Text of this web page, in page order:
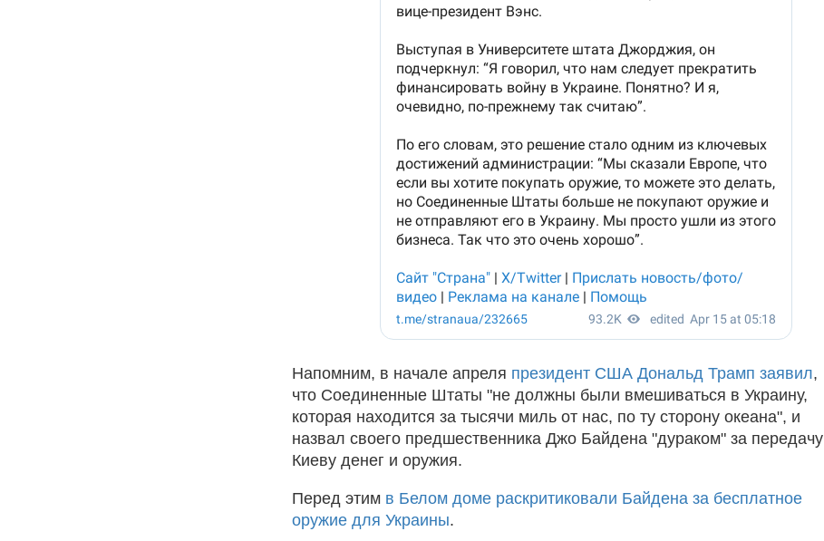
Напомним, в начале апреля президент США Дональд Трамп заявил,
что Соединенные Штаты "не должны были вмешиваться в Украину,
которая находится за тысячи миль от нас, по ту сторону океана", и
назвал своего предшественника Джо Байдена "дураком" за передачу
Киеву денег и оружия.
Перед этим в Белом доме раскритиковали Байдена за бесплатное
оружие для Украины.